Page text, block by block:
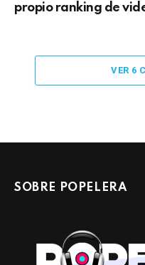
propio ranking de
VER 6
SOBRE POPELERA